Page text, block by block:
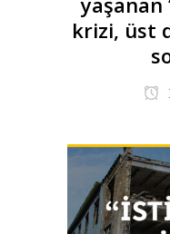
krizi, üst